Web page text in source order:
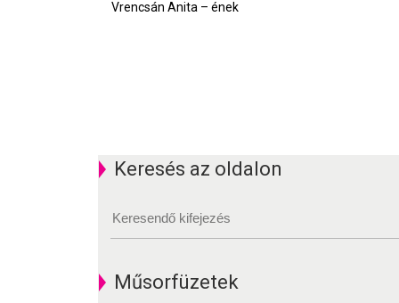
Vrencsán Anita – ének
Keresés az oldalon
Műsorfüzetek